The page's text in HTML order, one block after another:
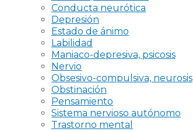
Conducta neurótica
Depresión
Estado de ánimo
Labilidad
Maniaco-depresiva, psicosis
Nervio
Obsesivo-compulsiva, neurosis
Obstinación
Pensamiento
Sistema nervioso autónomo
Trastorno mental